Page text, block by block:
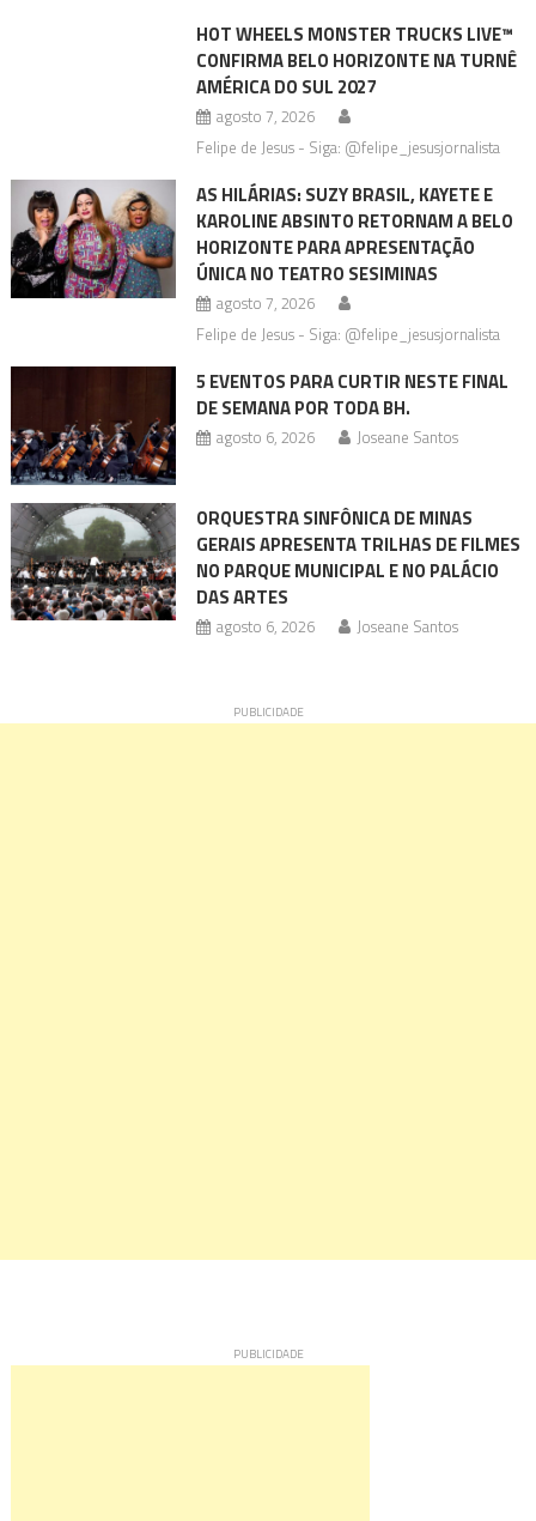
HOT WHEELS MONSTER TRUCKS LIVE™
CONFIRMA BELO HORIZONTE NA TURNÊ
AMÉRICA DO SUL 2027
agosto 7, 2026
Felipe de Jesus - Siga: @felipe_jesusjornalista
AS HILÁRIAS: SUZY BRASIL, KAYETE E
KAROLINE ABSINTO RETORNAM A BELO
HORIZONTE PARA APRESENTAÇÃO
ÚNICA NO TEATRO SESIMINAS
agosto 7, 2026
Felipe de Jesus - Siga: @felipe_jesusjornalista
5 EVENTOS PARA CURTIR NESTE FINAL
DE SEMANA POR TODA BH.
agosto 6, 2026 Joseane Santos
ORQUESTRA SINFÔNICA DE MINAS
GERAIS APRESENTA TRILHAS DE FILMES
NO PARQUE MUNICIPAL E NO PALÁCIO
DAS ARTES
agosto 6, 2026 Joseane Santos